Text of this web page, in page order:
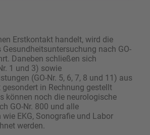
Erstkontakt handelt, wird die
nach GO-
Daneben schließen sich
1 und 3) sowie
(GO-Nr. 5, 6, 7, 8 und 11) aus
in Rechnung gestellt
können noch die neurologische
GO-Nr. 800 und alle
EKG, Sonografie und Labor
werden.